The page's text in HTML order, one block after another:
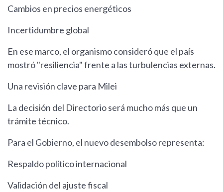
Cambios en precios energéticos
Incertidumbre global
En ese marco, el organismo consideró que el país
mostró "resiliencia" frente a las turbulencias externas.
Una revisión clave para Milei
La decisión del Directorio será mucho más que un
trámite técnico.
Para el Gobierno, el nuevo desembolso representa:
Respaldo político internacional
Validación del ajuste fiscal